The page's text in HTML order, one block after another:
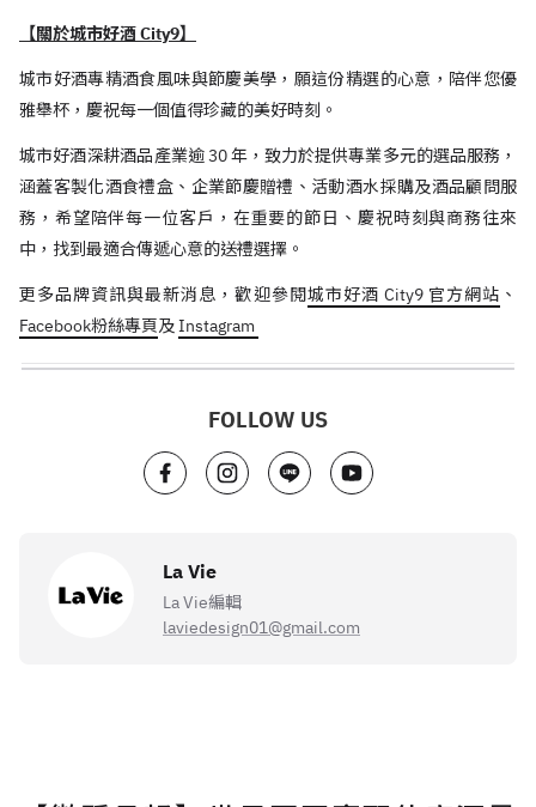
【關於城市好酒 City9】
城市好酒專精酒食風味與節慶美學，願這份精選的心意，陪伴您優
雅舉杯，慶祝每一個值得珍藏的美好時刻。
城市好酒深耕酒品產業逾 30 年，致力於提供專業多元的選品服務，
涵蓋客製化酒食禮盒、企業節慶贈禮、活動酒水採購及酒品顧問服
務，希望陪伴每一位客戶，在重要的節日、慶祝時刻與商務往來
中，找到最適合傳遞心意的送禮選擇。
更多品牌資訊與最新消息，歡迎參閱城市好酒 City9 官方網站 、
Facebook粉絲專頁及Instagram
FOLLOW US
La Vie
La Vie編輯
laviedesign01@gmail.com